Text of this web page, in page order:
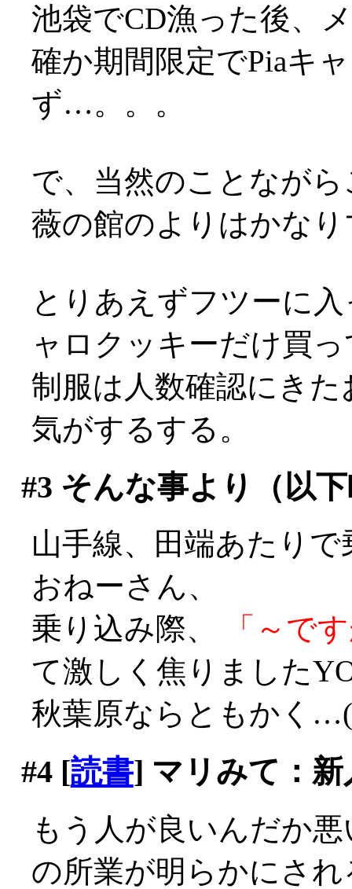
池袋でCD漁った後、
確か期間限定でPiaキ
ず…。。。
で、当然のことなが
薇の館のよりはかな
とりあえずフツーに
ャロクッキーだけ買
制服は人数確認にき
気がするする。
#3 そんな事より（以
山手線、田端あたり
おねーさん、
乗り込み際、
「～で
て激しく焦りました
秋葉原ならともかく
#4[読書] マリみて：新
もう人が良いんだか
の所業が明らかにさ